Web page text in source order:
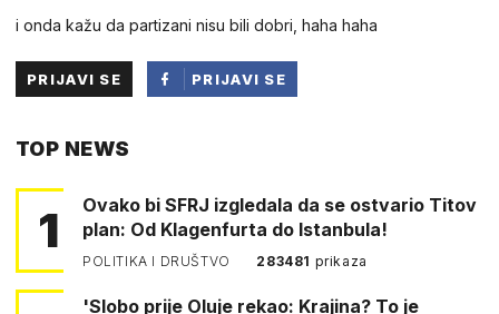
i onda kažu da partizani nisu bili dobri, haha haha
PRIJAVI SE
PRIJAVI SE
TOP NEWS
1
Ovako bi SFRJ izgledala da se ostvario Titov
plan: Od Klagenfurta do Istanbula!
POLITIKA I DRUŠTVO 283481 prikaza
'Slobo prije Oluje rekao: Krajina? To je